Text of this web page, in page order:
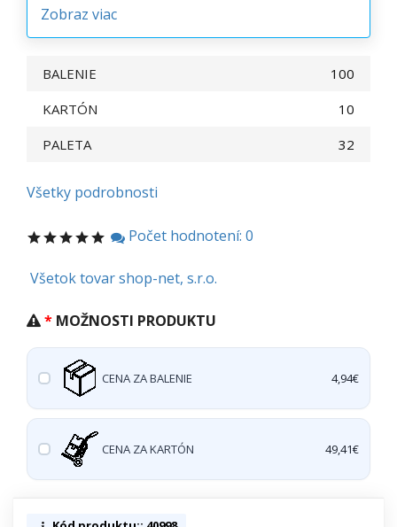
Zobraz viac
BALENIE
100
KARTÓN
10
PALETA
32
Všetky podrobnosti
Počet hodnotení: 0
Všetok tovar shop-net, s.r.o.
MOŽNOSTI PRODUKTU
CENA ZA BALENIE 4,94€
CENA ZA KARTÓN 49,41€